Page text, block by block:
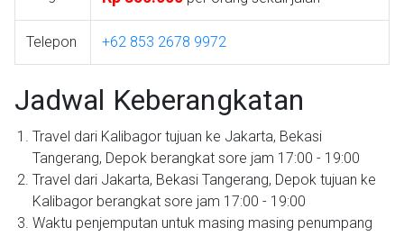
Telepon +62 853 2678 9972
Jadwal Keberangkatan
Travel dari Kalibagor tujuan ke Jakarta, Bekasi
Tangerang, Depok berangkat sore jam 17:00 - 19:00
Travel dari Jakarta, Bekasi Tangerang, Depok tujuan ke
Kalibagor berangkat sore jam 17:00 - 19:00
Waktu penjemputan untuk masing masing penumpang